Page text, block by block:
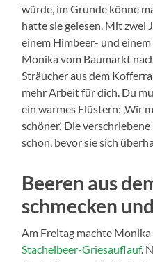
würde, im Grunde könne
hatte sie gelesen. Mit zwei
einem Himbeer- und
Monika vom Baumarkt
Sträucher aus dem
mehr Arbeit für dich. Du
ein warmes Flüstern: ‚Wir
schöner.‘ Die
schon, bevor sie sich
Beeren aus
schmecken
Am Freitag machte
Stachelbeer-Griesauflauf.